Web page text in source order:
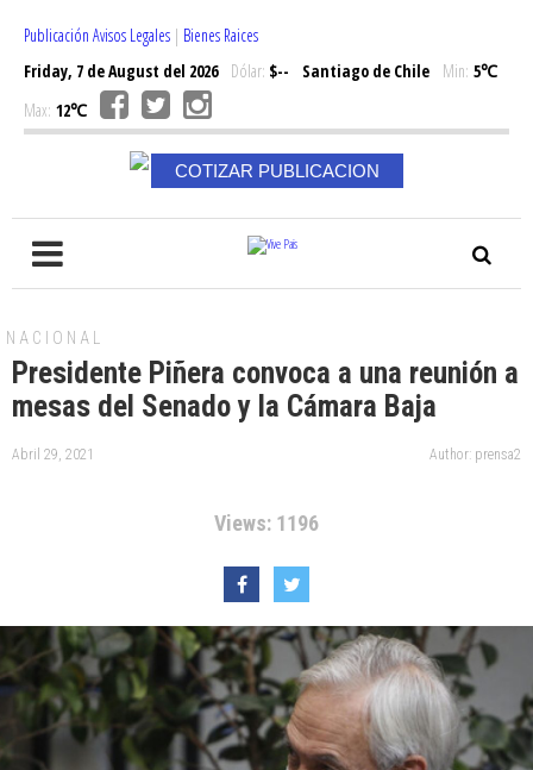
Publicación Avisos Legales | Bienes Raices
Friday, 7 de August del 2026Dólar: $-- Santiago de Chile Min: 5℃
Max: 12℃
COTIZAR PUBLICACION
NACIONAL
Presidente Piñera convoca a una reunión a
mesas del Senado y la Cámara Baja
Abril 29, 2021 Author: prensa2
Views: 1196